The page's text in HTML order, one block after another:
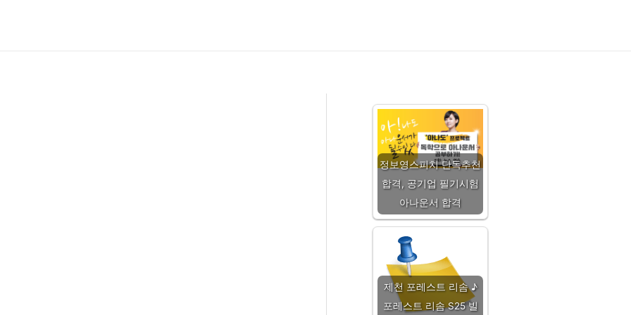
정보영스피치 단독추천
합격, 공기업 필기시험
아나운서 합격
제천 포레스트 리솜 ♪
포레스트 리솜 S25 빌